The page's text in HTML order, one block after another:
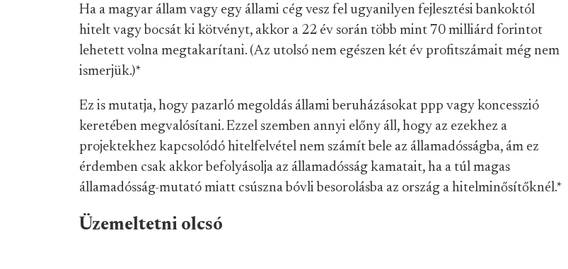
Ha a magyar állam vagy egy állami cég vesz fel ugyanilyen fejlesztési bankoktól
hitelt vagy bocsát ki kötvényt, akkor a 22 év során több mint 70 milliárd forintot
lehetett volna megtakarítani. (Az utolsó nem egészen két év profitszámait még nem
ismerjük.)*
Ez is mutatja, hogy pazarló megoldás állami beruházásokat ppp vagy koncesszió
keretében megvalósítani. Ezzel szemben annyi előny áll, hogy az ezekhez a
projektekhez kapcsolódó hitelfelvétel nem számít bele az államadósságba, ám ez
érdemben csak akkor befolyásolja az államadósság kamatait, ha a túl magas
államadósság-mutató miatt csúszna bóvli besorolásba az ország a hitelminősítőknél.*
Üzemeltetni olcsó